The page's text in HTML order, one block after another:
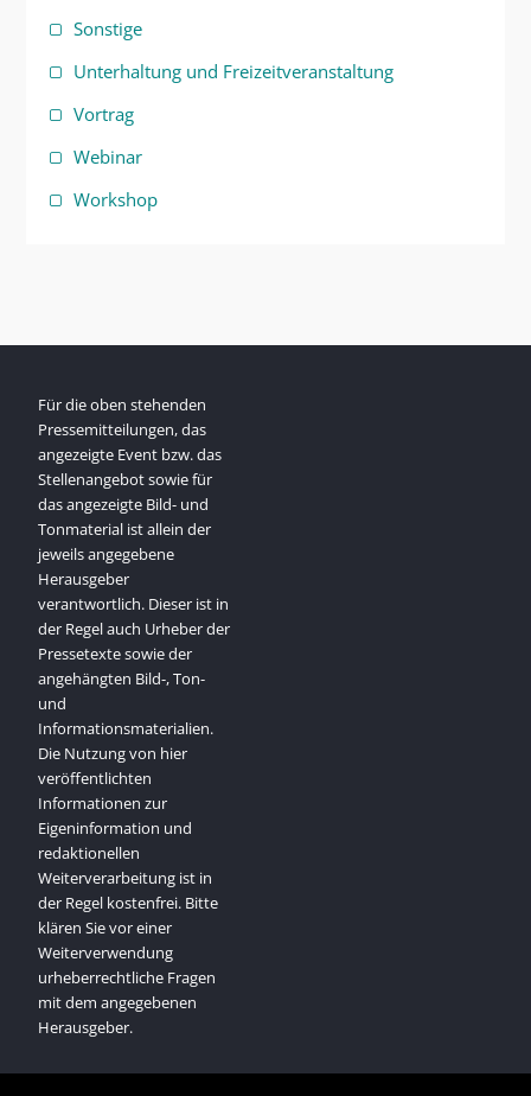
Sonstige
Unterhaltung und Freizeitveranstaltung
Vortrag
Webinar
Workshop
Für die oben stehenden
Pressemitteilungen, das
angezeigte Event bzw. das
Stellenangebot sowie für
das angezeigte Bild- und
Tonmaterial ist allein der
jeweils angegebene
Herausgeber
verantwortlich. Dieser ist in
der Regel auch Urheber der
Pressetexte sowie der
angehängten Bild-, Ton-
und
Informationsmaterialien.
Die Nutzung von hier
veröffentlichten
Informationen zur
Eigeninformation und
redaktionellen
Weiterverarbeitung ist in
der Regel kostenfrei. Bitte
klären Sie vor einer
Weiterverwendung
urheberrechtliche Fragen
mit dem angegebenen
Herausgeber.